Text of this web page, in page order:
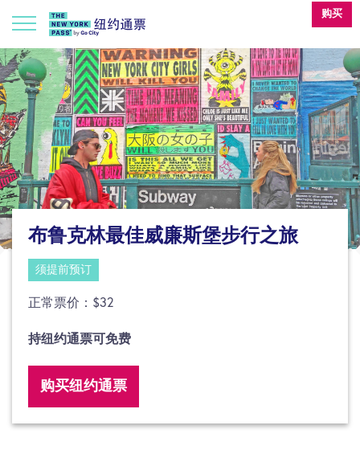
购买
布鲁克林最佳威廉斯堡步行之旅
须提前预订
正常票价：$32
持纽约通票可免费
购买纽约通票